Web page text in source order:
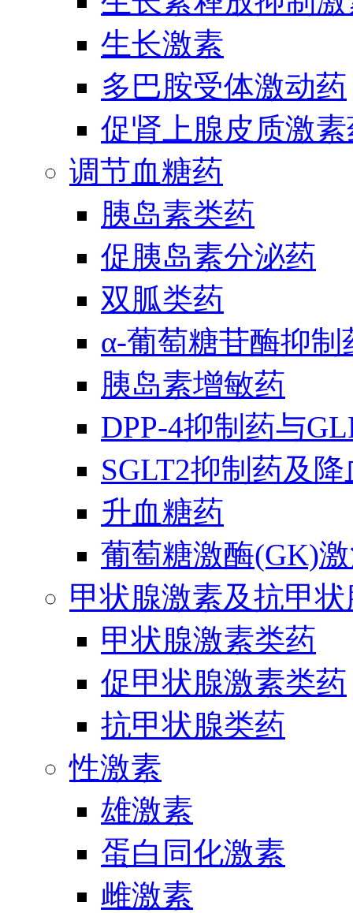
生长激素
多巴胺受体激动药
促肾上腺皮质激
调节血糖药
胰岛素类药
促胰岛素分泌药
双胍类药
α-葡萄糖苷酶抑制
胰岛素增敏药
DPP-4抑制药与
SGLT2抑制药及
升血糖药
葡萄糖激酶(GK)
甲状腺激素及抗甲
甲状腺激素类药
促甲状腺激素类药
抗甲状腺类药
性激素
雄激素
蛋白同化激素
雌激素